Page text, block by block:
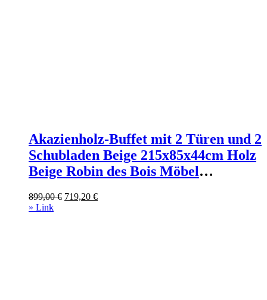
Akazienholz-Buffet mit 2 Türen und 2
Schubladen Beige 215x85x44cm Holz
Beige Robin des Bois Möbel
Highboards & niedrige Anrichten
899,00€ Ursprünglicher
719,20 €Aktueller
» Link